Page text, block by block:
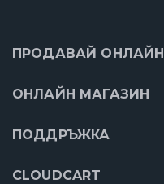
ПРОДАВАЙ ОНЛАЙН
ОНЛАЙН МАГАЗИН
ПОДДРЪЖКА
CLOUDCART